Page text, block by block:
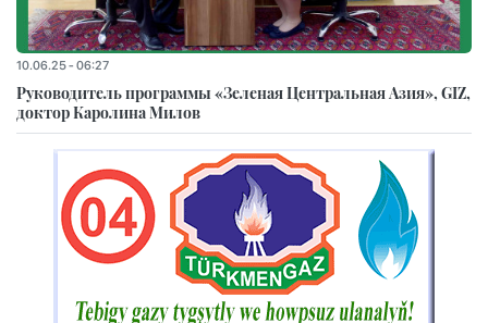
10.06.25 - 06:27
Руководитель программы «Зеленая Центральная Азия», GIZ,
доктор Каролина Милов